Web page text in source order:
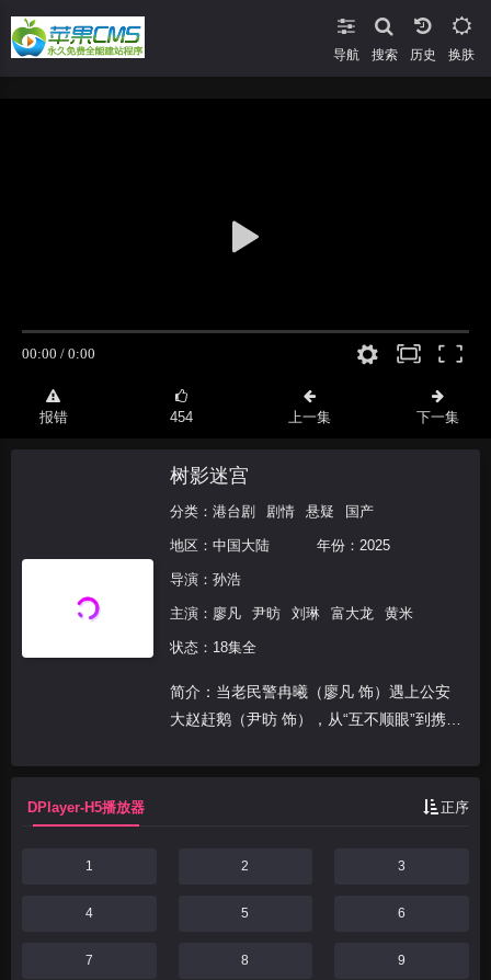
导航 搜索 换肤
报错 454 上一集 下一集
树影迷宫
分类： 港台剧 剧情 悬疑 国产
地区： 中国大陆 年份： 2025
导演： 孙浩
主演： 廖凡 尹昉 刘琳 富大龙 黄米
状态：18集全
简介：当老民警冉曦（廖凡 饰）遇上公安
大赵赶鹅（尹昉 饰），从“互不顺眼”到携手
从联手破案到“反目成仇”？井底下的红色高
跟鞋、抓不住的胡同杀手……小片警碰上大
DPlayer-H5播放器 正序
1 2 3
4 5 6
7 8 9